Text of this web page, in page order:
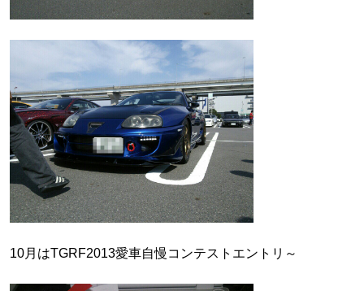
10月はTGRF2013愛車自慢コンテストエントリ～